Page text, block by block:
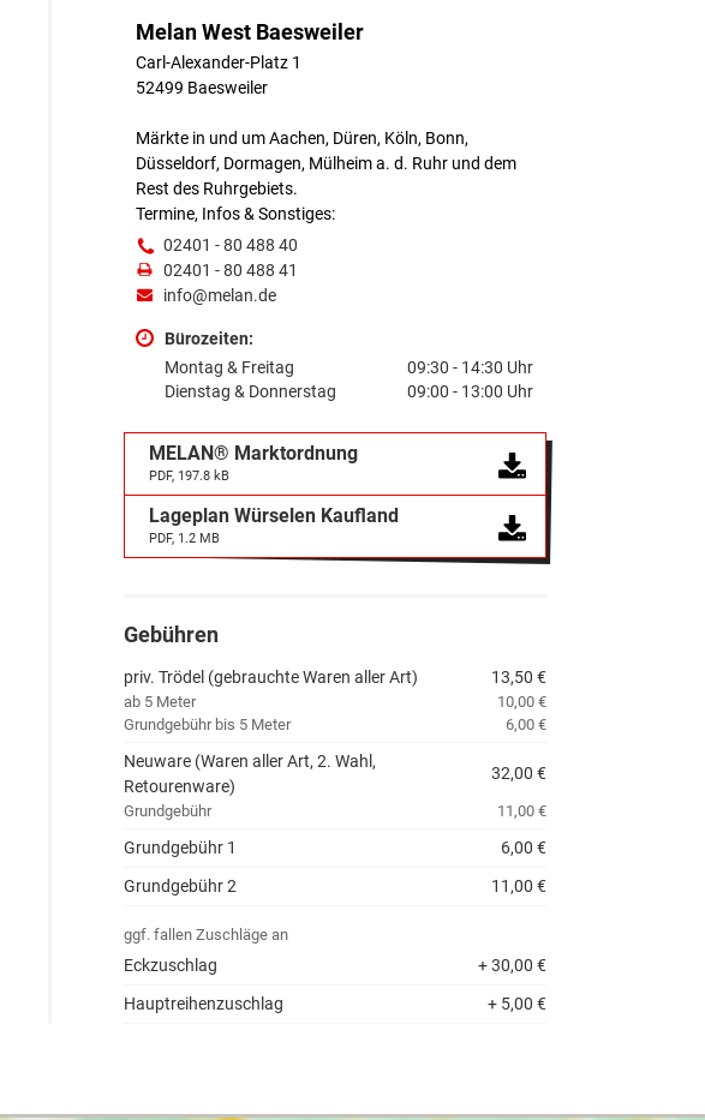
Melan West Baesweiler
Carl-Alexander-Platz 1
52499 Baesweiler
Märkte in und um Aachen, Düren, Köln, Bonn,
Düsseldorf, Dormagen, Mülheim a. d. Ruhr und dem
Rest des Ruhrgebiets.
Termine, Infos & Sonstiges:
02401 - 80 488 40
02401 - 80 488 41
info@melan.de
Bürozeiten:
Montag & Freitag
09:30 - 14:30 Uhr
Dienstag & Donnerstag
09:00 - 13:00 Uhr
MELAN® Marktordnung
PDF, 197.8 kB
Lageplan Würselen Kaufland
PDF, 1.2 MB
Gebühren
priv. Trödel (gebrauchte Waren aller Art) 13,50 €
ab 5 Meter
10,00 €
Grundgebühr bis 5 Meter
6,00 €
Neuware (Waren aller Art, 2. Wahl,
Retourenware)
32,00 €
Grundgebühr 11,00 €
Grundgebühr 1
6,00 €
Grundgebühr 2
11,00 €
ggf. fallen Zuschläge an
Eckzuschlag
+ 30,00 €
Hauptreihenzuschlag
+ 5,00 €